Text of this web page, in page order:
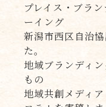
プレイス・ブラ
ーイング
新潟市西区自治
た。
地域ブランディ
もの
地域共創メディ